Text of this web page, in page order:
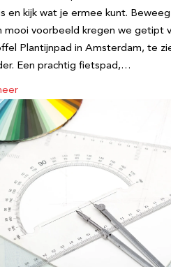
en kijk wat je ermee kunt.
mooi voorbeeld kregen we getipt
Plantijnpad in Amsterdam, te
Een prachtig fietspad,…